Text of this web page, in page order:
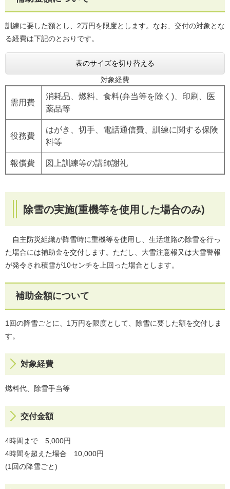
訓練に要した額とし、2万円を限度とします。なお、交付の対象とな
る経費は下記のとおりです。
表のサイズを切り替える
対象経費
需用費
消耗品、燃料、食料(弁当等を除く)、印刷、医
薬品等
役務費
はがき、切手、電話通信費、訓練に関する保険
料等
報償費 図上訓練等の講師謝礼
除雪の実施(重機等を使用した場合のみ)
自主防災組織が降雪時に重機等を使用し、生活道路の除雪を行っ
た場合には補助金を交付します。ただし、大雪注意報又は大雪警報
が発令され積雪が10センチを上回った場合とします。
補助金額について
1回の降雪ごとに、1万円を限度として、除雪に要した額を交付しま
す。
対象経費
燃料代、除雪手当等
交付金額
4時間まで 5,000円
4時間を超えた場合 10,000円
(1回の降雪ごと)